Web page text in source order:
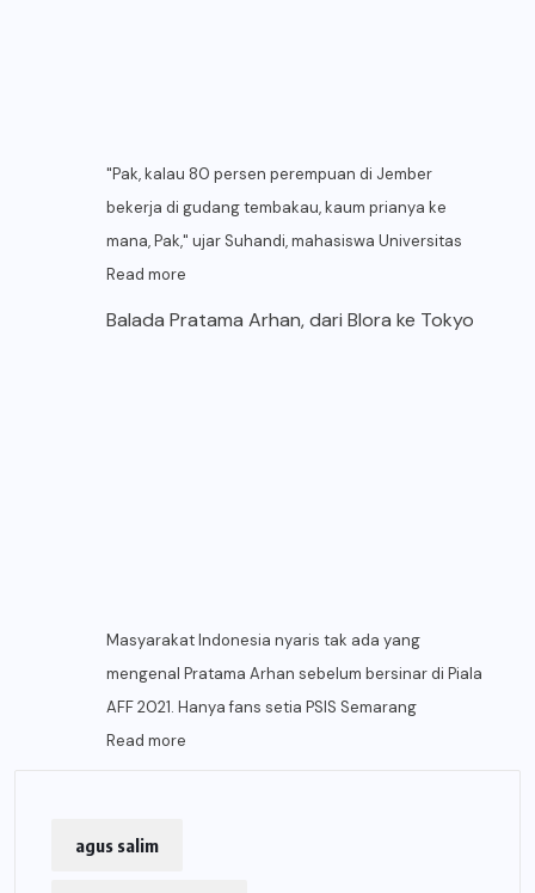
"Pak, kalau 80 persen perempuan di Jember
bekerja di gudang tembakau, kaum prianya ke
mana, Pak," ujar Suhandi, mahasiswa Universitas
Read more
Balada Pratama Arhan, dari Blora ke Tokyo
Masyarakat Indonesia nyaris tak ada yang
mengenal Pratama Arhan sebelum bersinar di Piala
AFF 2021. Hanya fans setia PSIS Semarang
Read more
agus salim